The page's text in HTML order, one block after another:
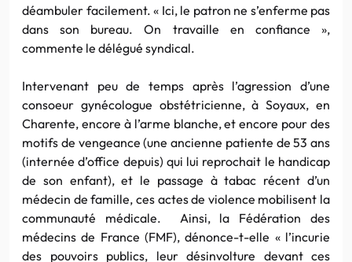
déambuler facilement. « Ici, le patron ne s’enferme pas
dans son bureau. On travaille en confiance »,
commente le délégué syndical.
Intervenant peu de temps après l’agression d’une
consoeur gynécologue obstétricienne, à Soyaux, en
Charente, encore à l’arme blanche, et encore pour des
motifs de vengeance (une ancienne patiente de 53 ans
(internée d’office depuis) qui lui reprochait le handicap
de son enfant), et le passage à tabac récent d’un
médecin de famille, ces actes de violence mobilisent la
communauté médicale. Ainsi, la Fédération des
médecins de France (FMF), dénonce-t-elle « l’incurie
des pouvoirs publics, leur désinvolture devant ces